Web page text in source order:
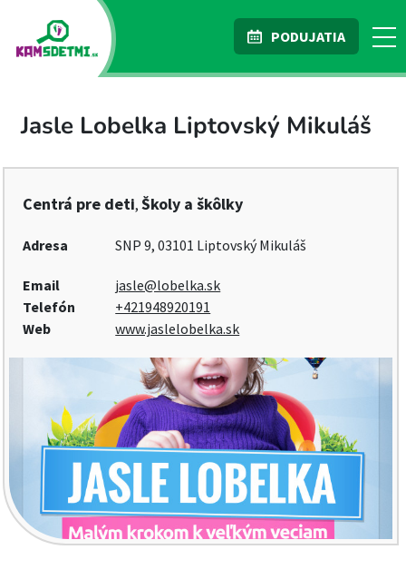
PODUJATIA
Jasle Lobelka Liptovský Mikuláš
Centrá pre deti, Školy a škôlky
Adresa SNP 9, 03101 Liptovský Mikuláš
Email
jasle@lobelka.sk
Telefón
+421948920191
Web
www.jaslelobelka.sk